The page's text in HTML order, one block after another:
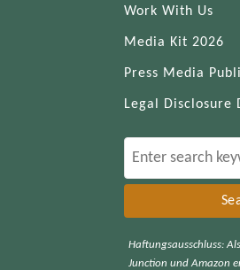
Work With Us
Media Kit 2026
Press Media
Legal Disclosure
e
cHaftungsausschluss:
Junction und Amazon